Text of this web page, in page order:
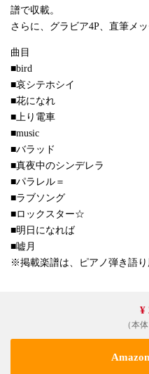
譜で収載。
さらに、グラビア4P、直筆メッ
曲目
■bird
■哀シテホシイ
■花になれ
■上り電車
■music
■バラッド
■真夜中のシンデレラ
■パラレル＝
■ラブソング
■ロックスター☆
■明日になれば
■嘘月
※掲載楽譜は、ピアノ弾き語り
¥
（本